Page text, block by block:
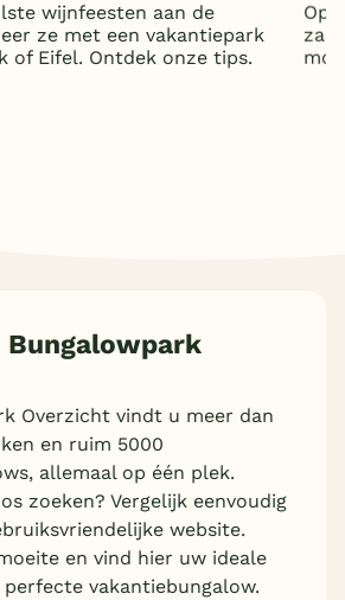
wijnfeesten aan de
ze met een vakantiepark
of Eifel. Ontdek onze tips.
Op
Bungalowpark
Overzicht vindt u meer dan
en ruim 5000
allemaal op één plek.
zoeken? Vergelijk eenvoudig
website.
en vind hier uw ideale
vakantiebungalow.